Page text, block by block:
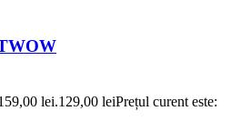
lei.129,00 leiPrețul curent este: